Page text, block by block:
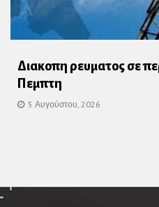
Διακοπη ρευματος σε
Πεμπτη
5 Αυγούστου, 2026